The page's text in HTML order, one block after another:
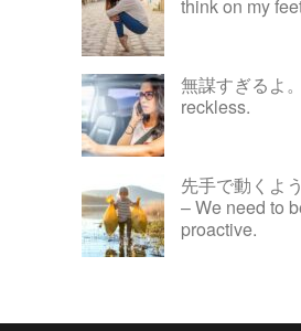
think on my
無謀すぎるよ
reckless.
先手で動くよ
– We need to
proactive.